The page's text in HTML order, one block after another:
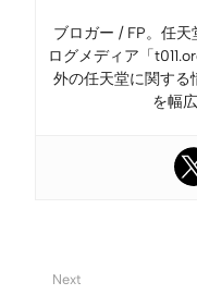
ブロガー / FP。任
ログメディア「
外の任天堂に関する
を幅
Next